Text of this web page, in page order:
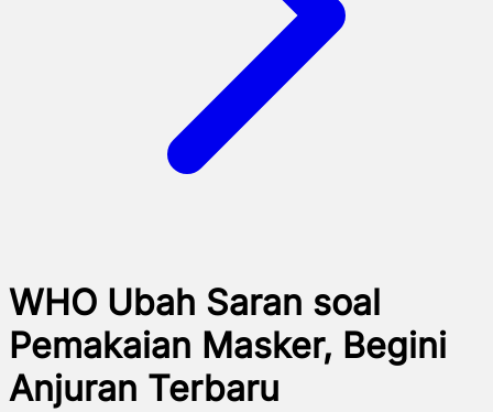
WHO Ubah Saran soal
Pemakaian Masker, Begini
Anjuran Terbaru